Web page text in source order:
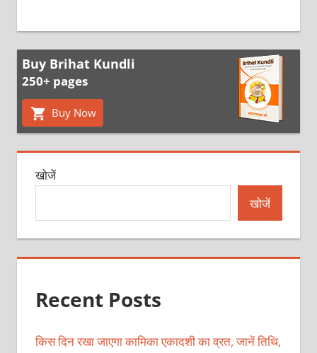
Buy Brihat Kundli
250+ pages
Buy Now
खोजें
खोजें
Recent Posts
किस दिन रखा जाएगा कामिका एकादशी का व्रत, जानें तिथि,